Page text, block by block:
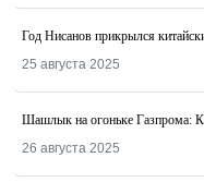
Год Нисанов прикрылся
25 августа 2025
Шашлык на огоньке Газпрома:
26 августа 2025